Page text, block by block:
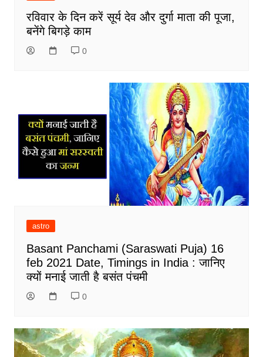
रविवार के दिन करें सूर्य देव और दुर्गा माता की पूजा,
बनेंगे बिगड़े काम
0
astro
Basant Panchami (Saraswati Puja) 16
feb 2021 Date, Timings in India : जानिए
क्यों मनाई जाती है बसंत पंचमी
0